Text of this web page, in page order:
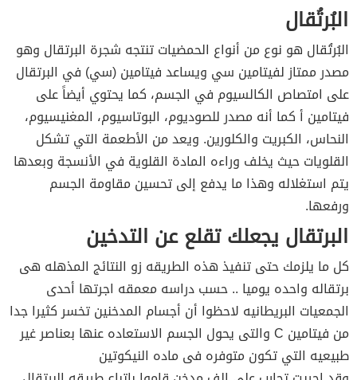
البُرتُقال
البُرتُقال هو نوع من أنواع الحمضيات تنتجه شجرة البرتقال وهو
مصدر ممتاز لفيتامين سي ويساعد فيتامين (سي) في البرتقال
على امتصاص الكالسيوم في الجسم، كما يحتوي أيضاً على
فيتامين أ كما أنه مصدر للصوديوم، البوتاسيوم، المغنيسيوم،
النحاس، الكبريت و‌الكلورين. ويعد من الأطعمة التي تشكل
القلويات حيث يخلف وراءه المادة القلوية في الأنسجة وبعدها
يتم استغلاله وهذا ما يدفع إلى تحسين مقاومة الجسم
ورفعها.
البرتقال يجعلك تقلع عن التدخين
كل ما يلزمك حتى تنفيذ هذه الطريقه زو النتائج المذهله هى
برتقاله واحده يوميا .. حسب دراسه معمقه اجرتها أحدى
الجمعيات البريطانيه لاحظوا أن أجسام المدخنين تخسر كثيرا جدا
من فيتامين C والتى يحول الجسم الاستعاده عنها بعناصر غير
طبيعيه التي تكون متوفره فى ماده النيكوتين